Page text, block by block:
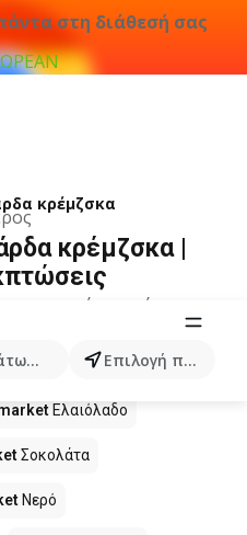
στη διάθεσή σας
κατηγοριών, προϊόντων...
Επιλογή πόλης
κρέμζσκα
κρέμζσκα |
για αυτόν τον όρο.
καταστήματα
Ελαιόλαδο
Σοκολάτα
Νερό